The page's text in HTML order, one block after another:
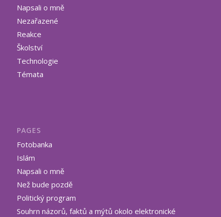
Napsali o mně
Nezařazené
Reakce
Školství
Technologie
Témata
PAGES
Fotobanka
Islám
Napsali o mně
Než bude pozdě
Politický program
Souhrn názorů, faktů a mýtů okolo elektronické